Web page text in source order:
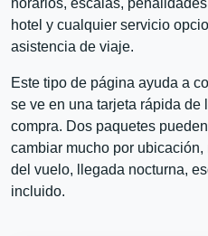
hotel y cualquier servicio
asistencia de viaje.
Este tipo de página ayuda a
se ve en una tarjeta rápida de
compra. Dos paquetes
cambiar mucho por
del vuelo, llegada nocturna,
incluido.